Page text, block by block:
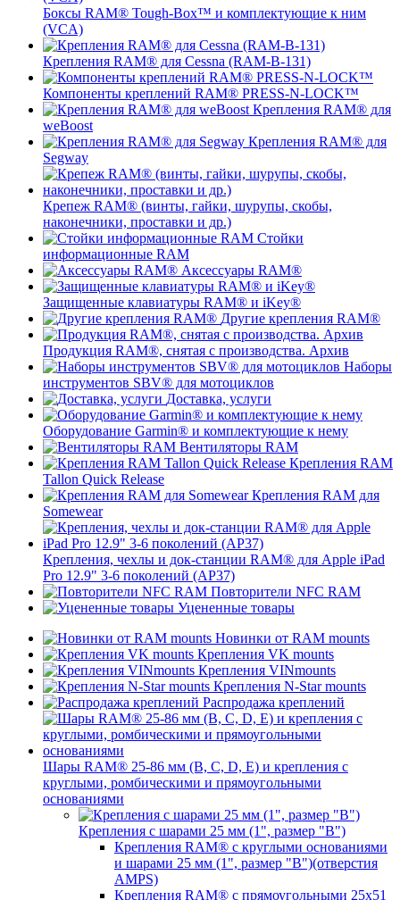
Боксы RAM® Tough-Box™ и комплектующие к ним
(VCA)
Крепления RAM® для Cessna (RAM-B-131)
Компоненты креплений RAM® PRESS-N-LOCK™
Крепления RAM® для
weBoost
Крепления RAM® для
Segway
Крепеж RAM® (винты, гайки, шурупы, скобы,
наконечники, проставки и др.)
Стойки
информационные RAM
Аксессуары RAM®
Защищенные клавиатуры RAM® и iKey®
Другие крепления RAM®
Продукция RAM®, снятая с производства. Архив
Наборы
инструментов SBV® для мотоциклов
Доставка, услуги
Оборудование Garmin® и комплектующие к нему
Вентиляторы RAM
Крепления RAM
Tallon Quick Release
Крепления RAM для
Somewear
Крепления, чехлы и док-станции RAM® для Apple iPad
Pro 12.9" 3-6 поколений (AP37)
Повторители NFC RAM
Уцененные товары
Новинки от RAM mounts
Крепления VK mounts
Крепления VINmounts
Крепления N-Star mounts
Распродажа креплений
Шары RAM® 25-86 мм (B, C, D, E) и крепления с
круглыми, ромбическими и прямоугольными
основаниями
Крепления с шарами 25 мм (1", размер "B")
Крепления RAM® с круглыми основаниями
и шарами 25 мм (1", размер "B")(отверстия
AMPS)
Крепления RAM® с прямоугольными 25х51